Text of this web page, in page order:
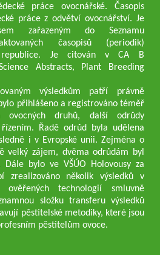
práce ovocnářské. Časopis
práce z odvětví ovocnářství. Je
zařazeným do Seznamu
časopisů (periodik)
republice. Je citován v CA B
Abstracts, Plant Breeding
výsledkům patří právně
přihlášeno a registrováno téměř
ovocných druhů, další odrůdy
Řadě odrůd byla udělena
i v Evropské unii. Zejména o
velký zájem, dvěma odrůdám byl
Dále bylo ve VŠÚO Holovousy za
zrealizováno několik výsledků v
technologií smluvně
složku transferu výsledků
pěstitelské metodiky, které jsou
pěstitelům ovoce.